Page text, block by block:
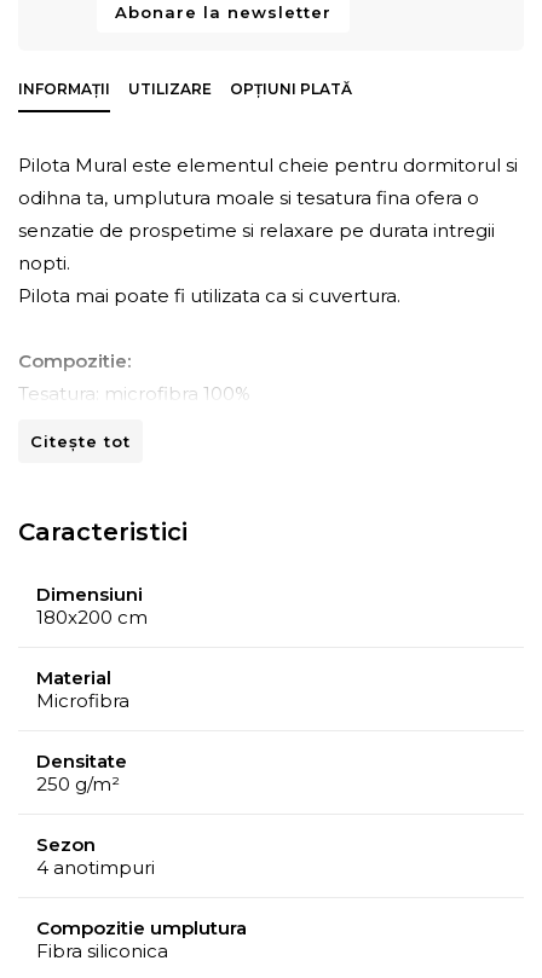
Abonare la newsletter
INFORMAȚII UTILIZARE OPȚIUNI PLATĂ
Pilota Mural este elementul cheie pentru dormitorul si
odihna ta, umplutura moale si tesatura fina ofera o
senzatie de prospetime si relaxare pe durata intregii
nopti.
Pilota mai poate fi utilizata ca si cuvertura.
Compozitie:
Tesatura: microfibra 100%
Citește tot
Caracteristici
Dimensiuni
180x200 cm
Material
Microfibra
Densitate
250 g/m²
Sezon
4 anotimpuri
Compozitie umplutura
Fibra siliconica